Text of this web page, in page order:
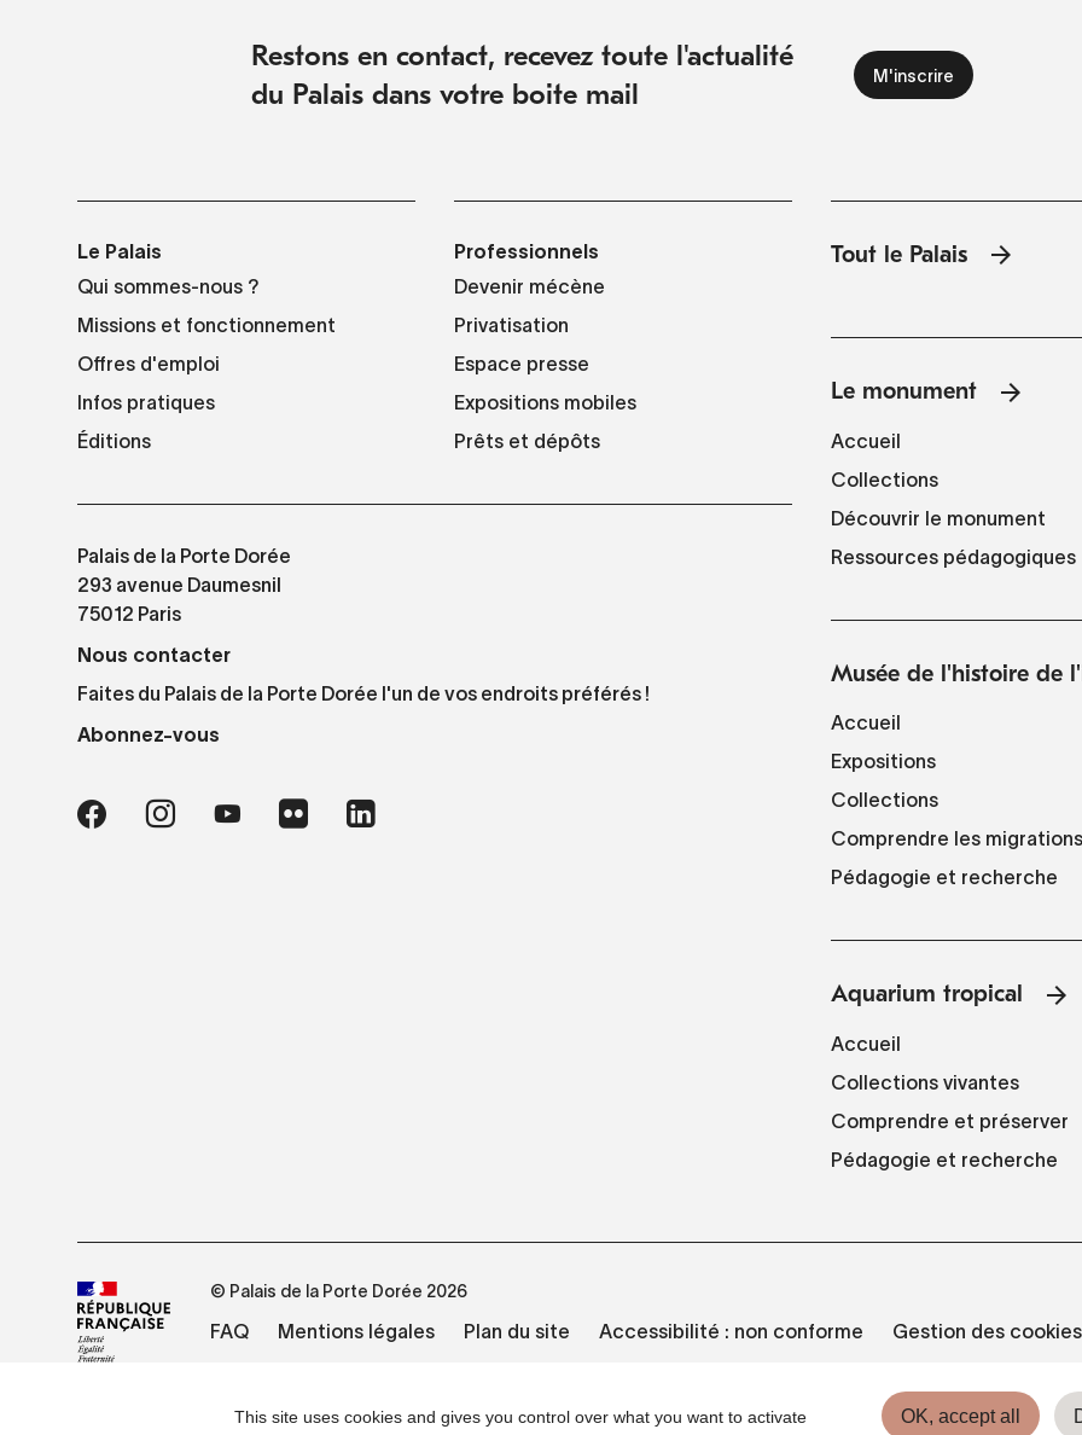
Restons en contact, recevez toute l'actualité
du Palais dans votre boite mail
Le Palais
Qui sommes-nous ?
Missions et fonctionnement
Offres d'emploi
Infos pratiques
Éditions
Professionnels
Devenir mécène
Privatisation
Espace presse
Expositions mobiles
Prêts et dépôts
Palais de la Porte Dorée
293 avenue Daumesnil
75012 Paris
Nous contacter
Faites du Palais de la Porte Dorée l'un de vos endroits préférés !
Abonnez-vous
Tout le Palais
Le monument
Accueil
Collections
Découvrir le monument
Ressources pédagogiques
Musée de l'histoire de
Accueil
Expositions
Collections
Comprendre les migrations
Pédagogie et recherche
Aquarium tropical
Accueil
Collections vivantes
Comprendre et préserver
Pédagogie et recherche
© Palais de la Porte Dorée 2026
FAQ Mentions légales Plan du site Accessibilité : non conforme Gestion des cookies
This site uses cookies and gives you control over what you want to activate OK, accept all